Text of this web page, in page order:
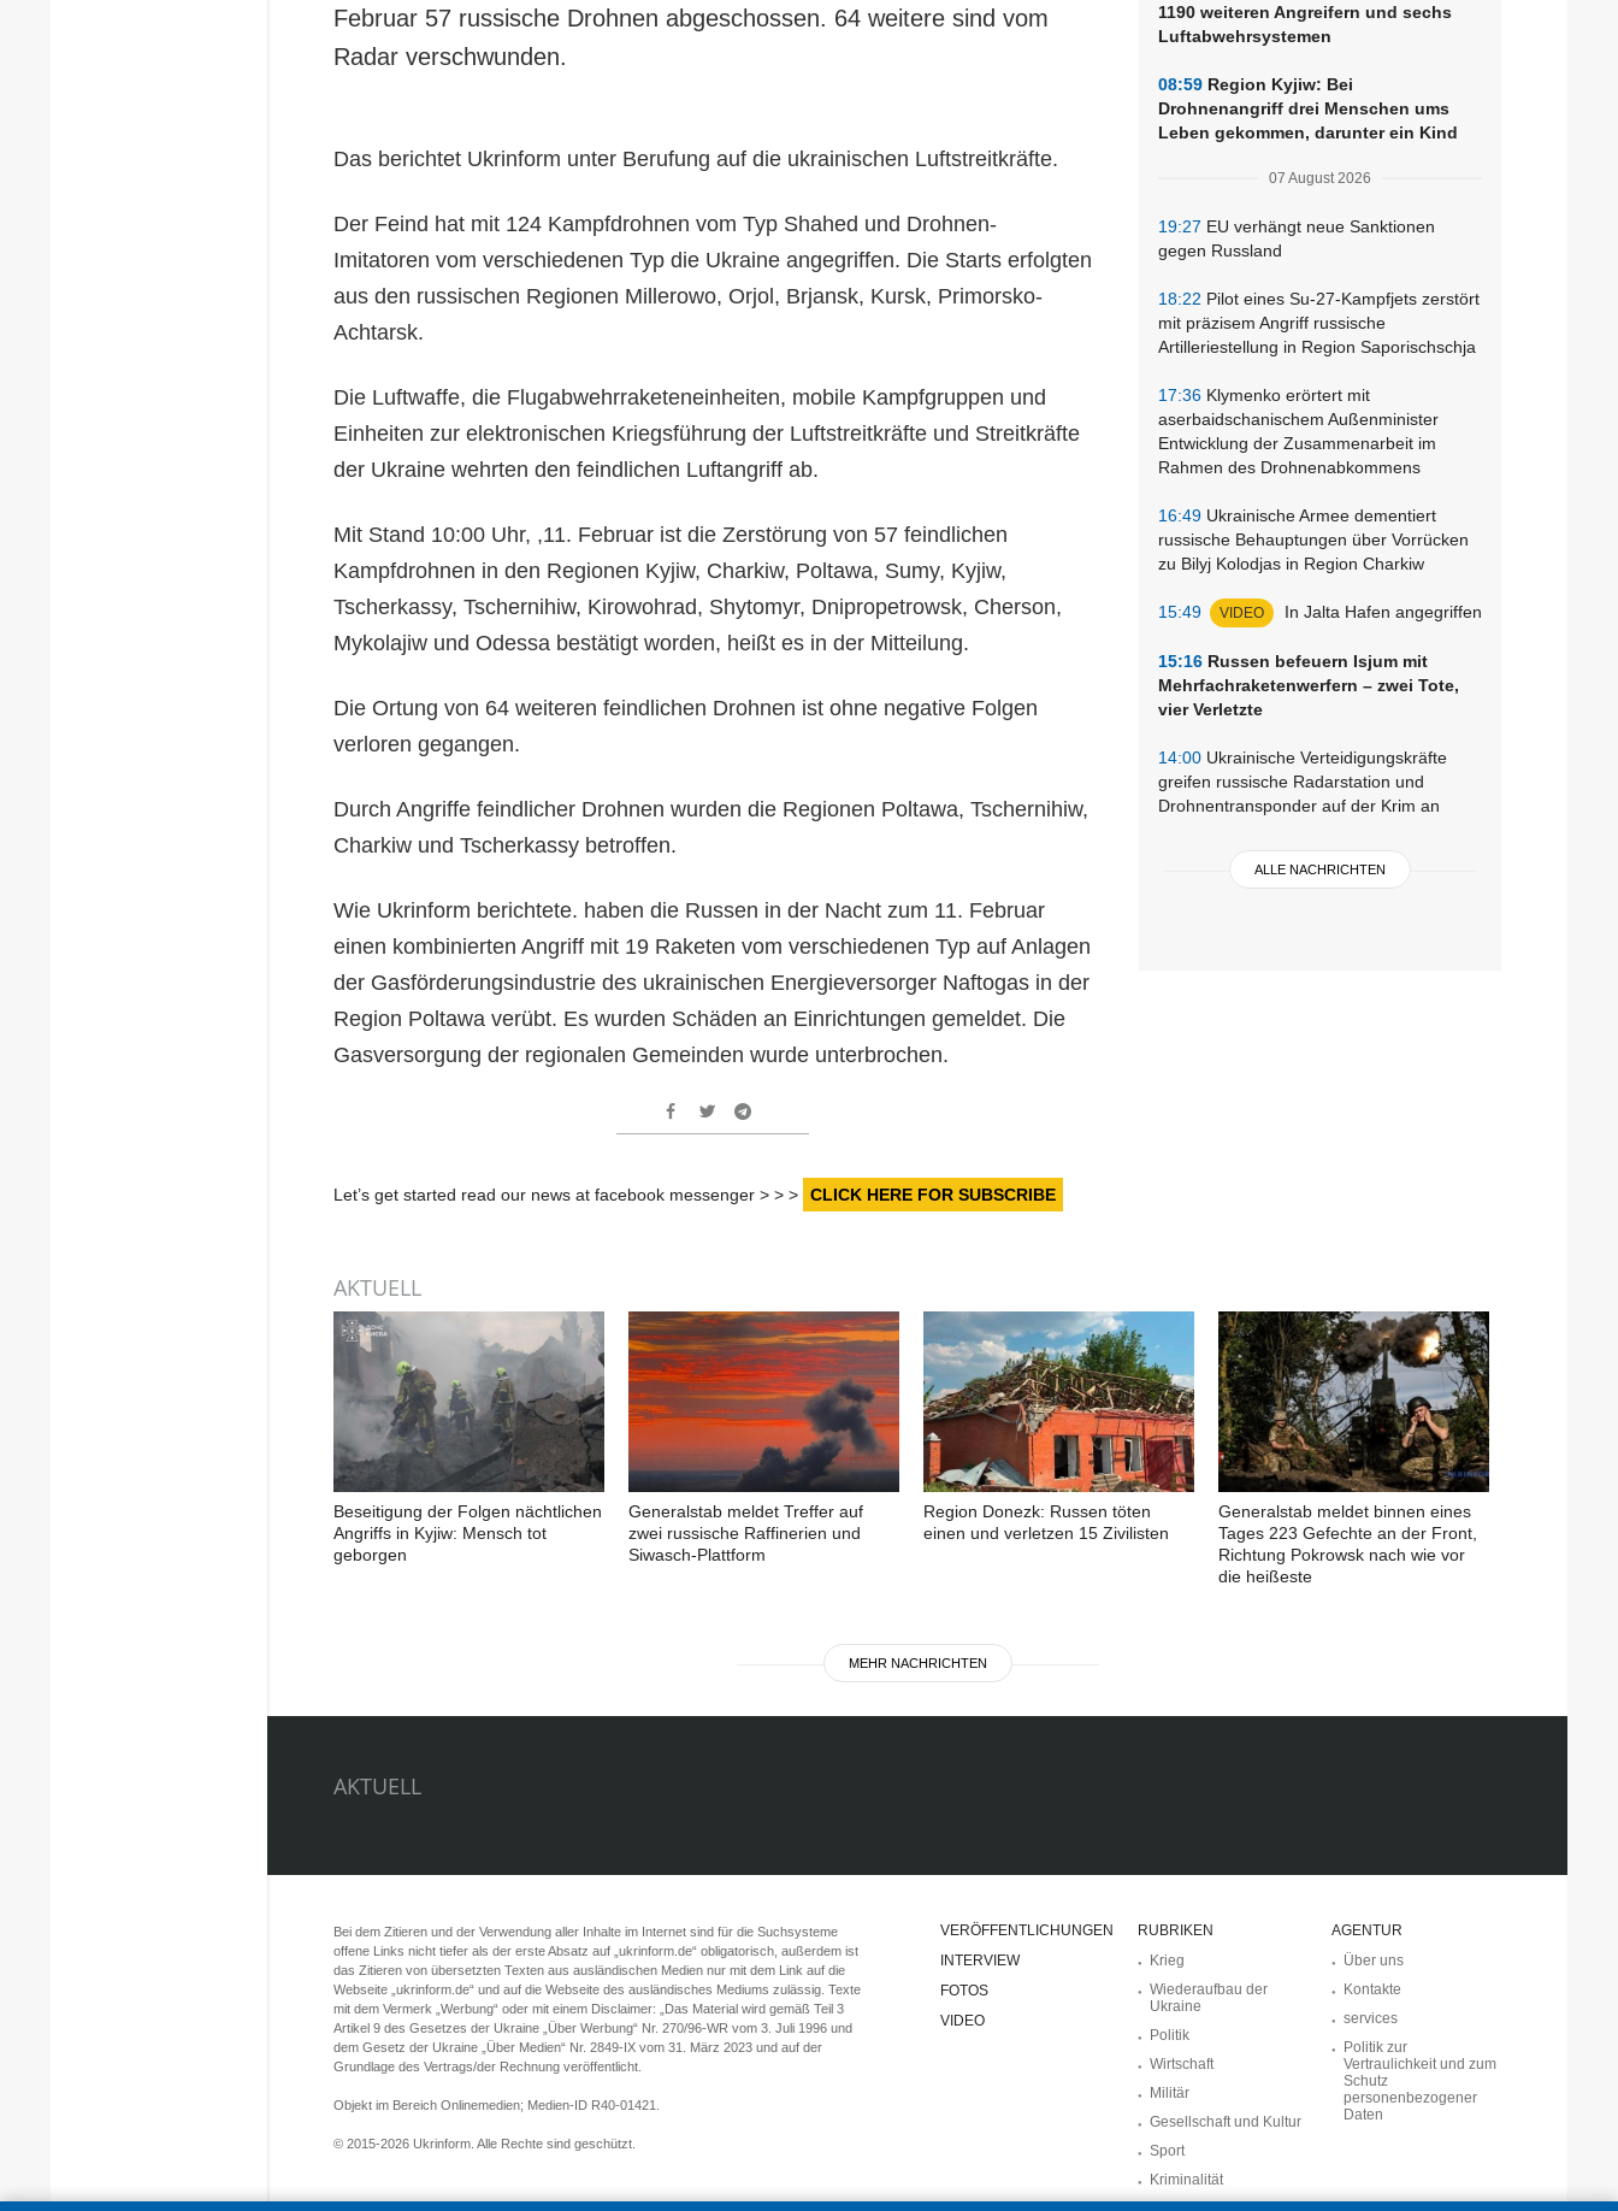
1190 weiteren Angreifern und sechs
Luftabwehrsystemen
08:59 Region Kyjiw: Bei
Drohnenangriff drei Menschen ums
Leben gekommen, darunter ein Kind
07 August 2026
19:27 EU verhängt neue Sanktionen
gegen Russland
18:22 Pilot eines Su-27-Kampfjets zerstört
mit präzisem Angriff russische
Artilleriestellung in Region Saporischschja
17:36 Klymenko erörtert mit
aserbaidschanischem Außenminister
Entwicklung der Zusammenarbeit im
Rahmen des Drohnenabkommens
16:49 Ukrainische Armee dementiert
russische Behauptungen über Vorrücken
zu Bilyj Kolodjas in Region Charkiw
15:49 VIDEO In Jalta Hafen angegriffen
15:16 Russen befeuern Isjum mit
Mehrfachraketenwerfern – zwei Tote,
vier Verletzte
14:00 Ukrainische Verteidigungskräfte
greifen russische Radarstation und
Drohnentransponder auf der Krim an
ALLE NACHRICHTEN
Februar 57 russische Drohnen abgeschossen. 64 weitere sind vom
Radar verschwunden.
Das berichtet Ukrinform unter Berufung auf die ukrainischen Luftstreitkräfte.
Der Feind hat mit 124 Kampfdrohnen vom Typ Shahed und Drohnen-
Imitatoren vom verschiedenen Typ die Ukraine angegriffen. Die Starts erfolgten
aus den russischen Regionen Millerowo, Orjol, Brjansk, Kursk, Primorsko-
Achtarsk.
Die Luftwaffe, die Flugabwehrraketeneinheiten, mobile Kampfgruppen und
Einheiten zur elektronischen Kriegsführung der Luftstreitkräfte und Streitkräfte
der Ukraine wehrten den feindlichen Luftangriff ab.
Mit Stand 10:00 Uhr, ,11. Februar ist die Zerstörung von 57 feindlichen
Kampfdrohnen in den Regionen Kyjiw, Charkiw, Poltawa, Sumy, Kyjiw,
Tscherkassy, Tschernihiw, Kirowohrad, Shytomyr, Dnipropetrowsk, Cherson,
Mykolajiw und Odessa bestätigt worden, heißt es in der Mitteilung.
Die Ortung von 64 weiteren feindlichen Drohnen ist ohne negative Folgen
verloren gegangen.
Durch Angriffe feindlicher Drohnen wurden die Regionen Poltawa, Tschernihiw,
Charkiw und Tscherkassy betroffen.
Wie Ukrinform berichtete. haben die Russen in der Nacht zum 11. Februar
einen kombinierten Angriff mit 19 Raketen vom verschiedenen Typ auf Anlagen
der Gasförderungsindustrie des ukrainischen Energieversorger Naftogas in der
Region Poltawa verübt. Es wurden Schäden an Einrichtungen gemeldet. Die
Gasversorgung der regionalen Gemeinden wurde unterbrochen.
Let’s get started read our news at facebook messenger > > > CLICK HERE FOR SUBSCRIBE
AKTUELL
Beseitigung der Folgen nächtlichen
Angriffs in Kyjiw: Mensch tot
geborgen
Generalstab meldet Treffer auf
zwei russische Raffinerien und
Siwasch-Plattform
Region Donezk: Russen töten
einen und verletzen 15 Zivilisten
Generalstab meldet binnen eines
Tages 223 Gefechte an der Front,
Richtung Pokrowsk nach wie vor
die heißeste
MEHR NACHRICHTEN
AKTUELL
RUBRIKEN
Krieg
Wiederaufbau der
Ukraine
Politik
Wirtschaft
Militär
Gesellschaft und Kultur
Sport
Kriminalität
AGENTUR
Über uns
Kontakte
services
Politik zur
Vertraulichkeit und zum
Schutz
personenbezogener
Daten
VERÖFFENTLICHUNGEN
INTERVIEW
FOTOS
VIDEO
Bei dem Zitieren und der Verwendung aller Inhalte im Internet sind für die Suchsysteme
offene Links nicht tiefer als der erste Absatz auf „ukrinform.de“ obligatorisch, außerdem ist
das Zitieren von übersetzten Texten aus ausländischen Medien nur mit dem Link auf die
Webseite „ukrinform.de“ und auf die Webseite des ausländisches Mediums zulässig. Texte
mit dem Vermerk „Werbung“ oder mit einem Disclaimer: „Das Material wird gemäß Teil 3
Artikel 9 des Gesetzes der Ukraine „Über Werbung“ Nr. 270/96-WR vom 3. Juli 1996 und
dem Gesetz der Ukraine „Über Medien“ Nr. 2849-IX vom 31. März 2023 und auf der
Grundlage des Vertrags/der Rechnung veröffentlicht.
Objekt im Bereich Onlinemedien; Medien-ID R40-01421.
© 2015-2026 Ukrinform. Alle Rechte sind geschützt.